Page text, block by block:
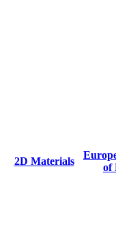
2D Materials
of